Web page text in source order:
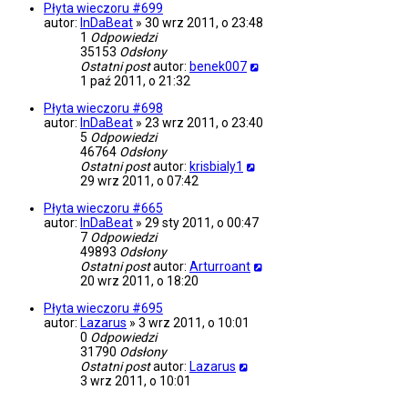
Płyta wieczoru #699
autor: InDaBeat » 30 wrz 2011, o 23:48
1 Odpowiedzi
35153 Odsłony
Ostatni postautor: benek007
1 paź 2011, o 21:32
Płyta wieczoru #698
autor: InDaBeat » 23 wrz 2011, o 23:40
5 Odpowiedzi
46764 Odsłony
Ostatni postautor: krisbialy1
29 wrz 2011, o 07:42
Płyta wieczoru #665
autor: InDaBeat » 29 sty 2011, o 00:47
7 Odpowiedzi
49893 Odsłony
Ostatni postautor: Arturroant
20 wrz 2011, o 18:20
Płyta wieczoru #695
autor: Lazarus » 3 wrz 2011, o 10:01
0 Odpowiedzi
31790 Odsłony
Ostatni postautor: Lazarus
3 wrz 2011, o 10:01